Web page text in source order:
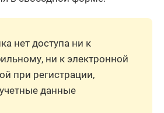
нет доступа ни к
ни к электронной
при регистрации,
данные